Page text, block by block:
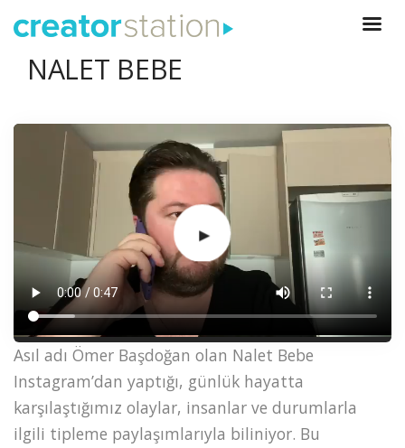
NALET BEBE
Asıl adı Ömer Başdoğan olan Nalet Bebe
Instagram’dan yaptığı, günlük hayatta
karşılaştığımız olaylar, insanlar ve durumlarla
ilgili tipleme paylaşımlarıyla biliniyor. Bu